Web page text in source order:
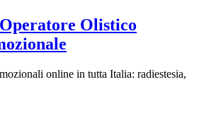
Olistico
online in tutta Italia: radiestesia,